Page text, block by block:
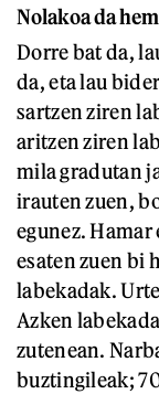
Nolakoa da
Dorre bat da,
da, eta lau
sartzen ziren
aritzen ziren
mila gradutan
irauten zuen,
egunez.
esaten zuen bi
labekadak.
Azken
zutenean.
buztingileak;